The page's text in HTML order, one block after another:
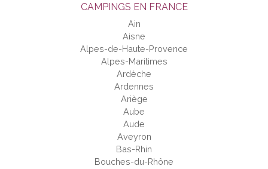
CAMPINGS EN FRANCE
Ain
Aisne
Alpes-de-Haute-Provence
Alpes-Maritimes
Ardèche
Ardennes
Ariège
Aube
Aude
Aveyron
Bas-Rhin
Bouches-du-Rhône